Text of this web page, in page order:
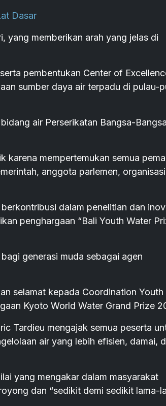
Dasar
yang memberikan arah yang jelas di
pembentukan Center of
sumber daya air terpadu di pulau-
air Perserikatan Bangsa-Bangsa
karena mempertemukan semua
anggota parlemen, organisasi
dalam penelitian dan
penghargaan “Bali Youth Water
generasi muda sebagai agen
selamat kepada Coordination Youth
Kyoto World Water Grand Prize
Tardieu mengajak semua peserta
air yang lebih efisien, damai,
yang mengakar dalam masyarakat
dan “sedikit demi sedikit lama-